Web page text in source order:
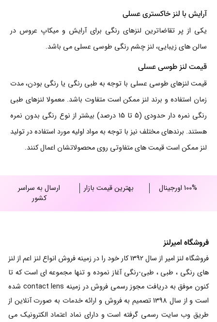
آرایش با لنز خاکستری عسلی
یکی از پر تقاضاترین لنزهای رنگی برای آرایش و میکاپ عروس در
سالن های زیبایی، لنز چشم رنگی طوسی عسلی می باشد.
قیمت لنز طوسی عسلی
قیمت لنزهای طوسی عسلی با توجه به طبی رنگی یا رنگی بودن، مدت
زمان استفاده و برند لنز ممکن است متفاوت باشد. معمولا لنزهای طبی
رنگی نمره دار حدودی (5 تا 15 درصد) بیشتر از نوع رنگی بدون نمره
هستند. برندهای مختلف نیز با توجه به مواد اولیه مورد استفاده در تولید
لنز ممکن است قیمت های متفاوتی روی محصولاتشان اعمال کنند.
100% اورجینال بهترین قیمت بازار
ارسال به سراسر
کشور
فروشگاه امیرلنز
فروشگاه لنز امیر از سال 1392 کار خود را در زمینه فروش انواع لنز اعم از لنز
های رنگی ، طبی ، طبی-رنگی آغاز نموده و تنها مجموعه ای است که تا
کنون موفق به دریافت مجوز رسمی فروش در زمینه contact lens شده
است و از سال 1398 تصمیم به فروش و ارائه خدمات به صورت آنلاین از
طریق وب سایت رسمی گرفته است و دارای نماد اعتماد الکترونیک می